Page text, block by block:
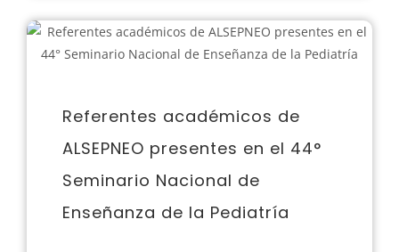
Referentes académicos de
ALSEPNEO presentes en el 44°
Seminario Nacional de
Enseñanza de la Pediatría